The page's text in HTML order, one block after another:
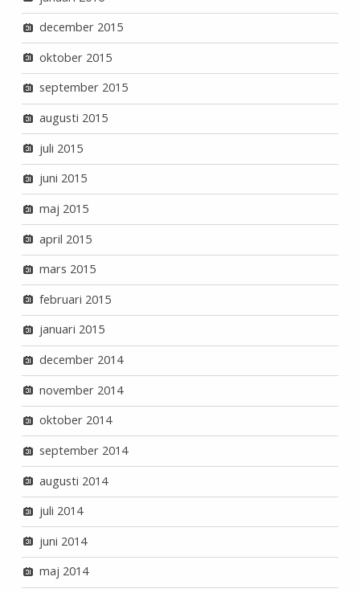
december 2015
oktober 2015
september 2015
augusti 2015
juli 2015
juni 2015
maj 2015
april 2015
mars 2015
februari 2015
januari 2015
december 2014
november 2014
oktober 2014
september 2014
augusti 2014
juli 2014
juni 2014
maj 2014